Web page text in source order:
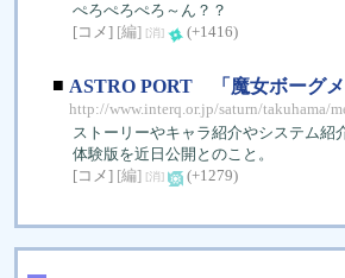
ぺろぺろぺろ～ん？？
[コメ] [編] [消] (+1416)
■ ASTRO PORT 「魔女ボーグ
http://www.interq.or.jp/saturn/takuhama/
ストーリーやキャラ紹介やシステム紹
体験版を近日公開とのこと。
[コメ] [編] [消] (+1279)